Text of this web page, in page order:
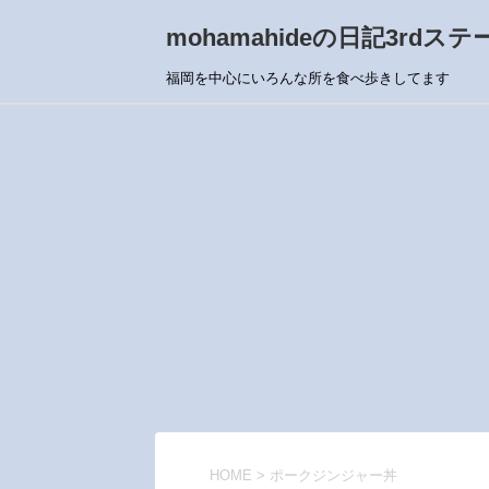
mohamahideの日記3rdステ
福岡を中心にいろんな所を食べ歩きしてます
HOME > ポークジンジャー丼